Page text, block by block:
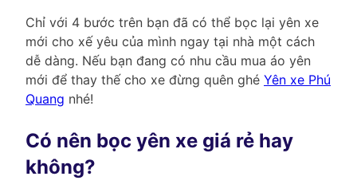
Chỉ với 4 bước trên bạn đã có thể bọc lại yên xe
mới cho xế yêu của mình ngay tại nhà một cách
dễ dàng. Nếu bạn đang có nhu cầu mua áo yên
mới để thay thế cho xe đừng quên ghé Yên xe Phú
Quang nhé!
Có nên bọc yên xe giá rẻ hay
không?